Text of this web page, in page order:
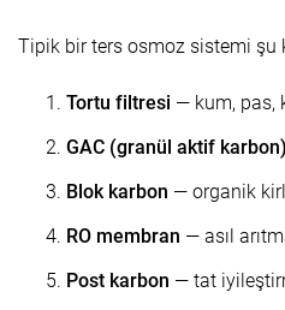
Tipik bir ters osmoz sistemi şu
Tortu filtresi — kum, pas,
GAC (granül aktif karbon)
Blok karbon — organik
RO membran — asıl
Post karbon — tat